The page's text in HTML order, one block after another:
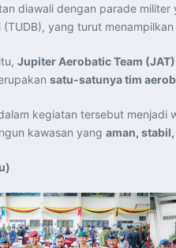
diawali dengan parade
(TUDB), yang turut
Jupiter Aerobatic Team (JAT)
satu-satunya tim
kegiatan tersebut menjadi
kawasan yang aman,